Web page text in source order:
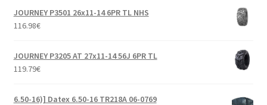
JOURNEY P3501 26x11-14 6PR TL NHS
116.98€
JOURNEY P3205 AT 27x11-14 56J 6PR TL
119.79€
6.50-16)] Datex 6.50-16 TR218A 06-0769